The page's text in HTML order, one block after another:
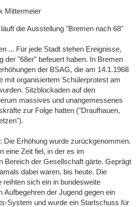
Mittermeier
die Ausstellung "Bremen nach 68"
... Für jede Stadt stehen Ereignisse,
der "68er" befeuert haben. In Bremen
der BSAG, die am 14.1.1968
mit organisiertem Schülerprotest am
Sitzblockaden auf den
massives und unangemessenes
zur Folge hatten ("Draufhauen,
Die Erhöhung wurde zurückgenommen.
eine Zeit fiel, in der es im
Bereich der Gesellschaft gärte. Geprägt
dabei waren, bis heute. Die
sich ein in bundesweite
Aufbegehren der Jugend gegen ein
System und wurde ein Startschuss für